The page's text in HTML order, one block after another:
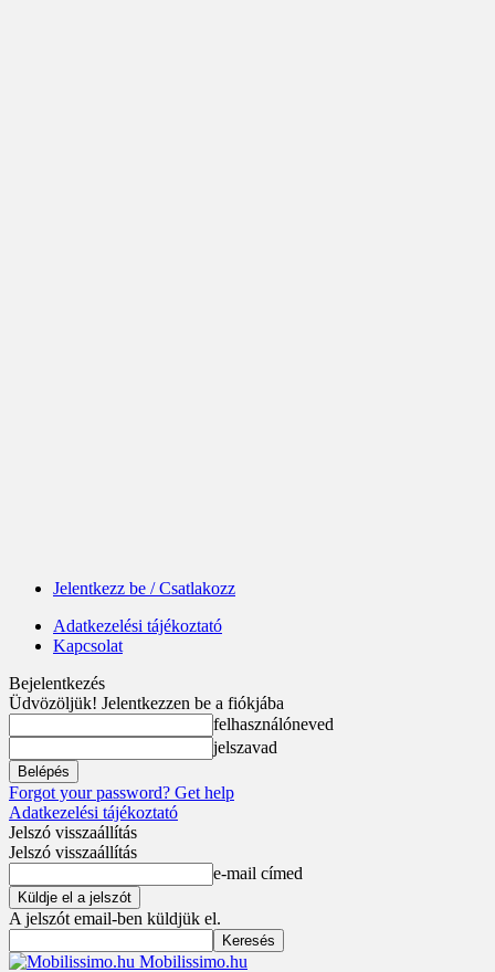
Jelentkezz be / Csatlakozz
Adatkezelési tájékoztató
Kapcsolat
Bejelentkezés
Üdvözöljük! Jelentkezzen be a fiókjába
felhasználóneved
jelszavad
Forgot your password? Get help
Adatkezelési tájékoztató
Jelszó visszaállítás
Jelszó visszaállítás
e-mail címed
A jelszót email-ben küldjük el.
Mobilissimo.hu